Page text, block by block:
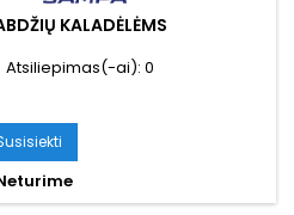
KALADĖLĖMS
Atsiliepimas(-ai): 0